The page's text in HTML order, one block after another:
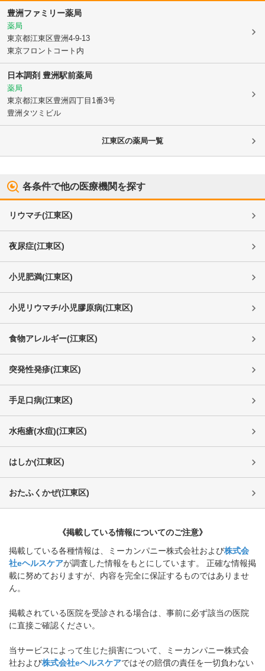
豊洲ファミリー薬局
薬局
東京都江東区豊洲4-9-13
東京フロントコート内
日本調剤 豊洲駅前薬局
薬局
東京都江東区豊洲四丁目1番3号
豊洲タツミビル
江東区の薬局一覧
各条件で他の医療機関を探す
リウマチ(江東区)
夜尿症(江東区)
小児肥満(江東区)
小児リウマチ/小児膠原病(江東区)
食物アレルギー(江東区)
突発性発疹(江東区)
手足口病(江東区)
水疱瘡(水痘)(江東区)
はしか(江東区)
おたふくかぜ(江東区)
《掲載している情報についてのご注意》
掲載している各種情報は、ミーカンパニー株式会社および株式会
社eヘルスケアが調査した情報をもとにしています。 正確な情報掲
載に努めておりますが、内容を完全に保証するものではありませ
ん。
掲載されている医院を受診される場合は、事前に必ず該当の医院
に直接ご確認ください。
当サービスによって生じた損害について、ミーカンパニー株式会
社および株式会社eヘルスケアではその賠償の責任を一切負わない